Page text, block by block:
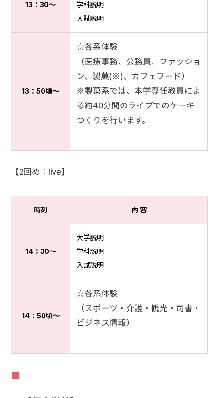
13：30〜
学科説明
入試説明
13：50頃〜
☆各系体験
（医療事務、公務員、ファッショ
ン、製菓(※)、カフェフード）
※製菓系では、本学専任教員によ
る約40分間のライブでのケーキ
つくりを行います。
【2回め：live】
時刻 内 容
14：30〜
大学説明
学科説明
入試説明
14：50頃〜
☆各系体験
（スポーツ・介護・観光・司書・
ビジネス情報）